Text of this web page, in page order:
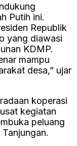
Putih ini.
Republik
yang diawasi
KDMP.
mampu
desa,” ujar
koperasi
kegiatan
peluang